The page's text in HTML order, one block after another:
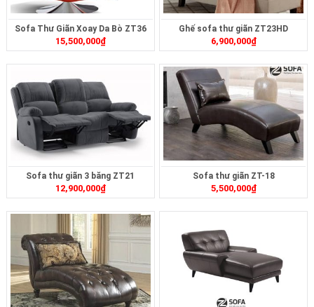
Sofa Thư Giãn Xoay Da Bò ZT36
15,500,000₫
Ghế sofa thư giãn ZT23HD
6,900,000₫
Sofa thư giãn 3 băng ZT21
12,900,000₫
Sofa thư giãn ZT-18
5,500,000₫